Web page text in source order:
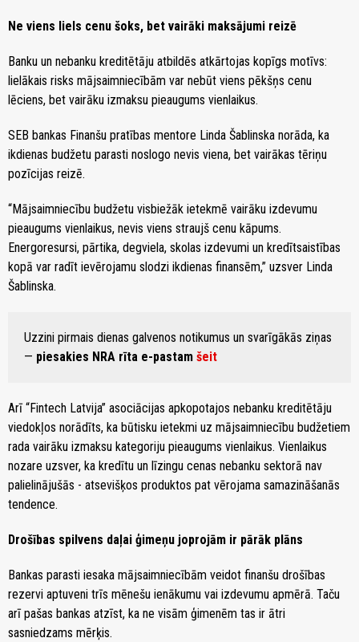
Ne viens liels cenu šoks, bet vairāki maksājumi reizē
Banku un nebanku kreditētāju atbildēs atkārtojas kopīgs motīvs:
lielākais risks mājsaimniecībām var nebūt viens pēkšņs cenu
lēciens, bet vairāku izmaksu pieaugums vienlaikus.
SEB bankas Finanšu pratības mentore Linda Šablinska norāda, ka
ikdienas budžetu parasti noslogo nevis viena, bet vairākas tēriņu
pozīcijas reizē.
“Mājsaimniecību budžetu visbiežāk ietekmē vairāku izdevumu
pieaugums vienlaikus, nevis viens straujš cenu kāpums.
Energoresursi, pārtika, degviela, skolas izdevumi un kredītsaistības
kopā var radīt ievērojamu slodzi ikdienas finansēm,” uzsver Linda
Šablinska.
Uzzini pirmais dienas galvenos notikumus un svarīgākās ziņas
— piesakies NRA rīta e-pastam šeit
Arī “Fintech Latvija” asociācijas apkopotajos nebanku kreditētāju
viedokļos norādīts, ka būtisku ietekmi uz mājsaimniecību budžetiem
rada vairāku izmaksu kategoriju pieaugums vienlaikus. Vienlaikus
nozare uzsver, ka kredītu un līzingu cenas nebanku sektorā nav
palielinājušās - atsevišķos produktos pat vērojama samazināšanās
tendence.
Drošības spilvens daļai ģimeņu joprojām ir pārāk plāns
Bankas parasti iesaka mājsaimniecībām veidot finanšu drošības
rezervi aptuveni trīs mēnešu ienākumu vai izdevumu apmērā. Taču
arī pašas bankas atzīst, ka ne visām ģimenēm tas ir ātri
sasniedzams mērķis.